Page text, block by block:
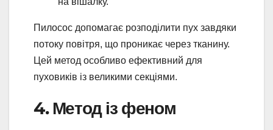
Пилосос допомагає розподілити пух завдяки
потоку повітря, що проникає через тканину.
Цей метод особливо ефективний для
пуховиків із великими секціями.
4. Метод із феном